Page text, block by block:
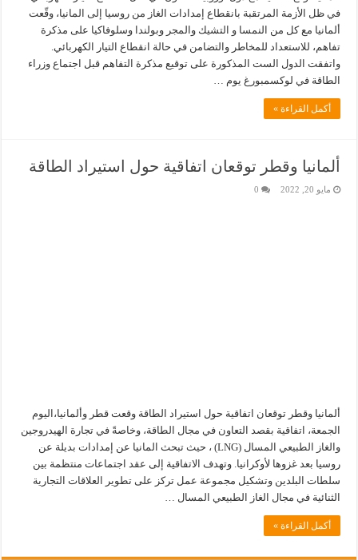
في ظل الأزمة المرتقبة بانقطاع إمدادات الغاز من روسيا إلى المانيا، وقّعت
ألمانيا مع كل من النمسا و التشيك والمجر وبولندا وسلوفاكيا على مذكرة
تفاهم، للاستعداد للمخاطر والتضامن في حالة انقطاع التيار الكهربائي.
واتفقت الدول الست المذكورة على توقيع مذكرة التفاهم قبل اجتماع وزراء
الطاقة في لوكسمبورغ يوم …
أكمل القراءة »
ألمانيا وقطر توقعان اتفاقية حول استيراد الطاقة
مايو 20, 2022 0
ألمانيا وقطر توقعان اتفاقية حول استيراد الطاقة وقعت قطر وألمانيا،اليوم
الجمعة، اتفاقية بقصد التعاون في مجال الطاقة، وخاصةً في تجارة الهيدروجين
والغاز الطبيعي المسال (LNG) ، حيث تبحث المانيا عن إمدادات بديلة عن
روسيا بعد غزوها لأوكرانيا. وتهدف الاتفاقية إلى عقد اجتماعات منتظمة بين
سلطات البلدين وتشكيل مجموعة عمل تركز على تطوير العلاقات التجارية
الثنائية في مجال الغاز الطبيعي المسال …
أكمل القراءة »